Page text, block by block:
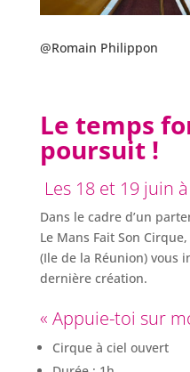
@Romain Philippon
Le temps
poursuit !
Les 18 et 19 juin
Dans le cadre d’un
Le Mans Fait Son
(Ile de la Réunion) vous
dernière création.
« Appuie-toi sur
Cirque à ciel ouvert